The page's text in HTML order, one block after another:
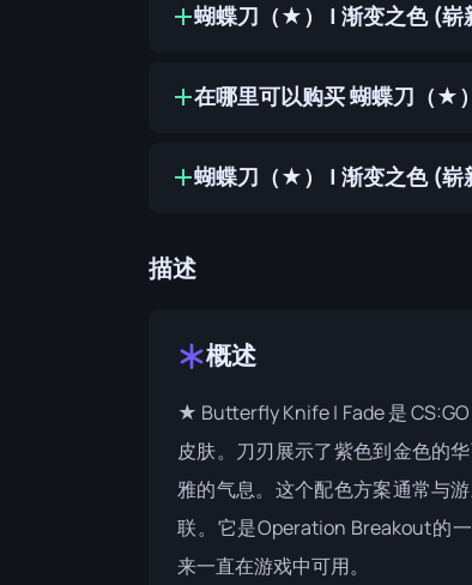
蝴蝶刀（★） | 渐变之色 (崭
在哪里可以购买 蝴蝶刀（★
蝴蝶刀（★） | 渐变之色 (崭
描述
概述
★ Butterfly Knife | Fade 是
皮肤。刀刃展示了紫色到金色的
雅的气息。这个配色方案通常与
联。它是Operation Breakout的
来一直在游戏中可用。